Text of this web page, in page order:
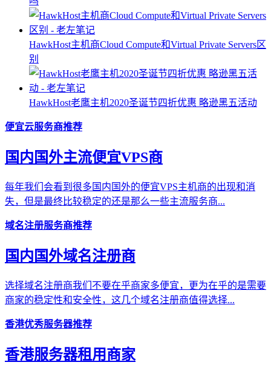
HawkHost主机商Cloud Compute和Virtual Private Servers区
别
HawkHost老鹰主机2020圣诞节四折优惠 略逊黑五活动
便宜云服务商推荐
国内国外主流便宜VPS商
每年我们会看到很多国内国外的便宜VPS主机商的出现和消
失，但是最终比较稳定的还是那么一些主流服务商...
域名注册服务商推荐
国内国外域名注册商
选择域名注册商我们不要在乎商家多便宜，更为在乎的是需要
商家的稳定性和安全性，这几个域名注册商值得选择...
香港优秀服务器推荐
香港服务器租用商家